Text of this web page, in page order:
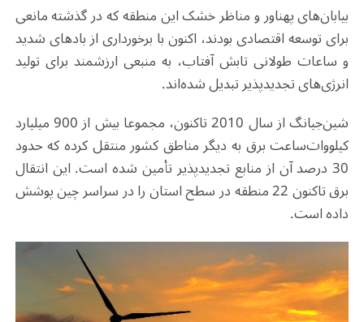
بیابان‌های پهناور و مناظر خشک این منطقه که در گذشته مانعی
برای توسعه اقتصادی بودند، اکنون با برخورداری از بادهای شدید
و ساعات طولانی تابش آفتاب، به منبعی ارزشمند برای تولید
انرژی‌های تجدیدپذیر تبدیل شده‌اند.
شین‌جیانگ از سال 2010 تاکنون، مجموعا بیش از 900 میلیارد
کیلووات‌ساعت برق به دیگر مناطق کشور منتقل کرده که حدود
30 درصد آن از منابع تجدیدپذیر تأمین شده است. این انتقال
برق تاکنون 22 منطقه در سطح استان را در سراسر چین پوشش
داده است.